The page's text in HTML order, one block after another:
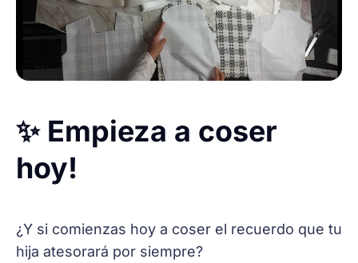
✨ Empieza a coser
hoy!
¿Y si comienzas hoy a coser el recuerdo que tu
hija atesorará por siempre?